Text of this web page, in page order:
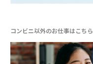
コンビニ以外のお仕事はこちら